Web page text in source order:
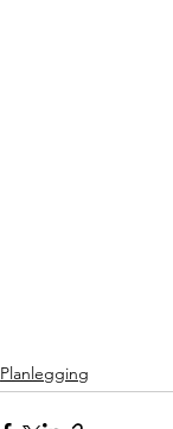
Planlegging